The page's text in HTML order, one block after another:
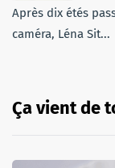
Après dix étés
caméra, Léna Sit...
Ça vient de